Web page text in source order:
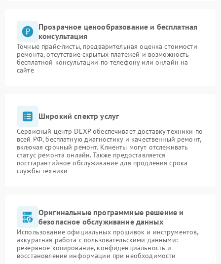
Прозрачное ценообразование и бесплатная
консультация
Точные прайс-листы, предварительная оценка стоимости
ремонта, отсутствие скрытых платежей и возможность
бесплатной консультации по телефону или онлайн на
сайте
Широкий спектр услуг
Сервисный центр DEXP обеспечивает доставку техники по
всей РФ, бесплатную диагностику и качественный ремонт,
включая срочный ремонт. Клиенты могут отслеживать
статус ремонта онлайн. Также предоставляется
постгарантийное обслуживание для продления срока
службы техники
Оригинальные программные решение и
безопасное обслуживание данных
Использование официальных прошивок и инструментов,
аккуратная работа с пользовательскими данными:
резервное копирование, конфиденциальность и
восстановление информации при необходимости